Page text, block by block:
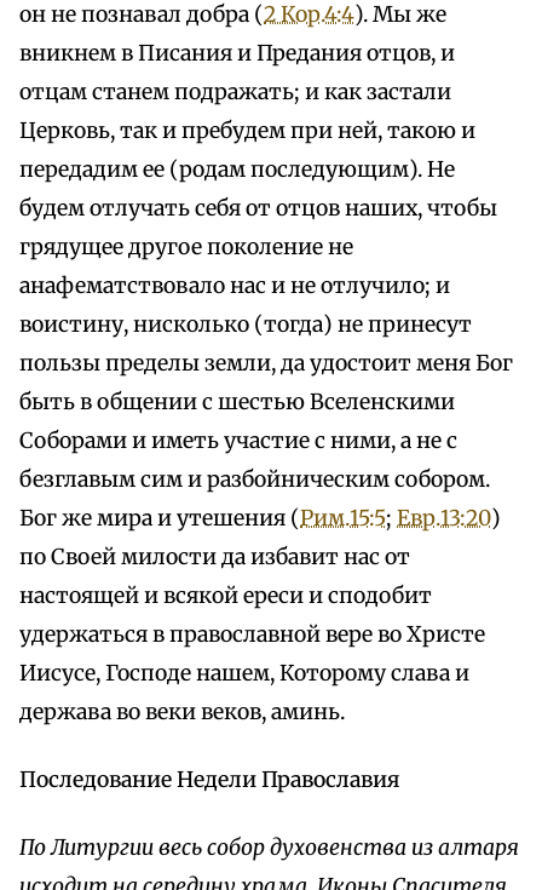
он не познавал добра (2 Кор.4:4). Мы же
вникнем в Писания и Предания отцов, и
отцам станем подражать; и как застали
Церковь, так и пребудем при ней, такою и
передадим ее (родам последующим). Не
будем отлучать себя от отцов наших, чтобы
грядущее другое поколение не
анафематствовало нас и не отлучило; и
воистину, нисколько (тогда) не принесут
пользы пределы земли, да удостоит меня Бог
быть в общении с шестью Вселенскими
Соборами и иметь участие с ними, а не с
безглавым сим и разбойническим собором.
Бог же мира и утешения (Рим.15:5; Евр.13:20)
по Своей милости да избавит нас от
настоящей и всякой ереси и сподобит
удержаться в православной вере во Христе
Иисусе, Господе нашем, Которому слава и
держава во веки веков, аминь.
Последование Недели Православия
По Литургии весь собор духовенства из алтаря